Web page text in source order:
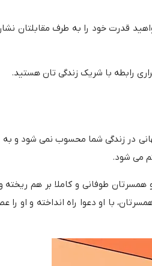
قدرت خود را به طرف مقابلتان
رابطه با شریک زندگی تان هستید.
در زندگی شما محسوب نمی شود و
می شود.
طوفانی و کاملا بر هم
با او دعوا راه انداخته و او را